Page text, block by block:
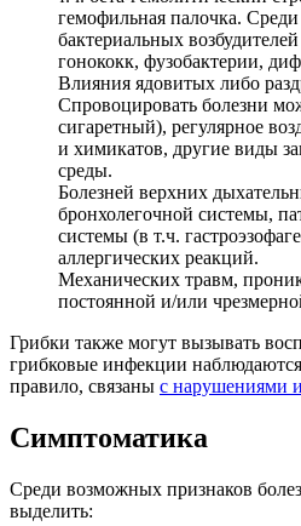
гемофильная палочка.
бактериальных
гонококк, фузобактерии,
Влияния ядовитых либо
Спровоцировать болезни
сигаретный), регулярное
и химикатов, другие виды
среды.
Болезней верхних
бронхолегочной системы,
системы (в т.ч.
аллергических реакций.
Механических травм,
постоянной и/или
Грибки также могут вызывать
грибковые инфекции
правило, связаны с нарушениями
Симптоматика
Среди возможных признаков
выделить: